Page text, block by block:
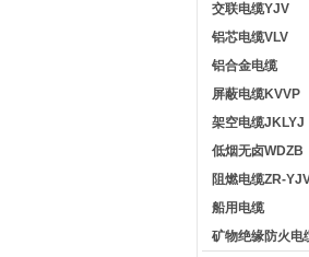
交联电缆YJV
铝芯电缆VLV
铝合金电缆
屏蔽电缆KVVP
架空电缆JKLYJ
低烟无卤WDZB
阻燃电缆ZR-
船用电缆
矿物绝缘防火电